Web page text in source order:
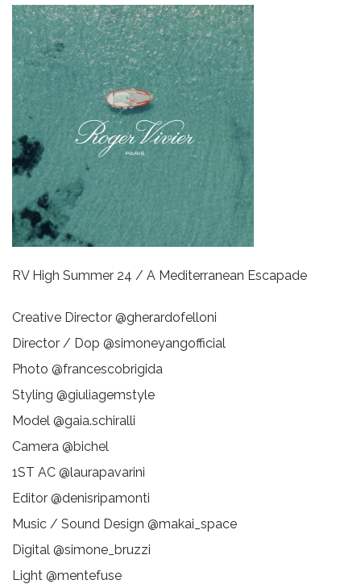
RV High Summer 24 / A Mediterranean Escapade
Creative Director @gherardofelloni
Director / Dop @simoneyangofficial
Photo @francescobrigida
Styling @giuliagemstyle
Model @gaia.schiralli
Camera @bichel
1ST AC @laurapavarini
Editor @denisripamonti
Music / Sound Design @makai_space
Digital @simone_bruzzi
Light @mentefuse